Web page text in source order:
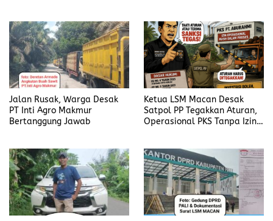
Jalan Rusak, Warga Desak
PT Inti Agro Makmur
Bertanggung Jawab
Ketua LSM Macan Desak
Satpol PP Tegakkan Aturan,
Operasional PKS Tanpa Izin